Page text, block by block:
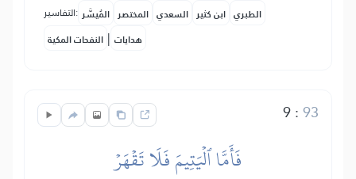
التفاسير: المُيسَّر المختصر السعدي ابن كثير الطبري
النفحات المكية | هدايات
9:93
فَأَمَّا ٱلۡيَتِيمَ فَلَا تَقۡهَرۡ